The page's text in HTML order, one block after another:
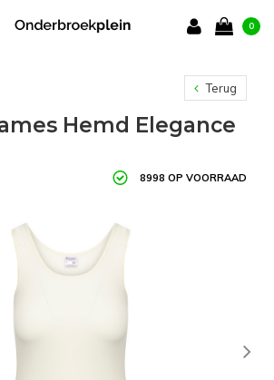
0
Terug
Hemd Elegance
8998 OP VOORRAAD